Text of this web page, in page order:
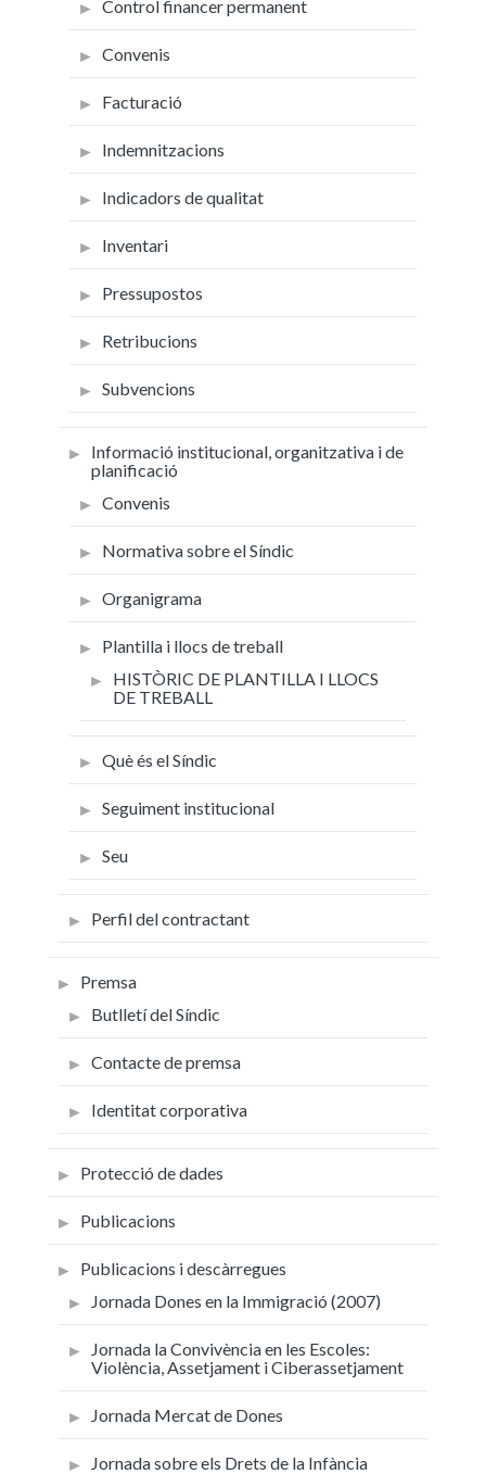
Control financer permanent
Convenis
Facturació
Indemnitzacions
Indicadors de qualitat
Inventari
Pressupostos
Retribucions
Subvencions
Informació institucional, organitzativa i de
planificació
Convenis
Normativa sobre el Síndic
Organigrama
Plantilla i llocs de treball
HISTÒRIC DE PLANTILLA I LLOCS
DE TREBALL
Què és el Síndic
Seguiment institucional
Seu
Perfil del contractant
Premsa
Butlletí del Síndic
Contacte de premsa
Identitat corporativa
Protecció de dades
Publicacions
Publicacions i descàrregues
Jornada Dones en la Immigració (2007)
Jornada la Convivència en les Escoles:
Violència, Assetjament i Ciberassetjament
Jornada Mercat de Dones
Jornada sobre els Drets de la Infància